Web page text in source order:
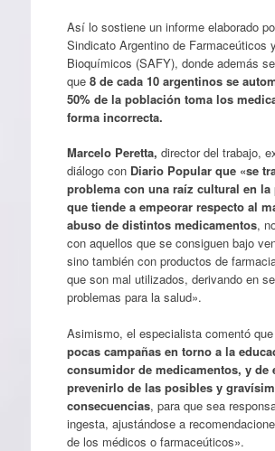
Así lo sostiene un informe elaborado
Sindicato Argentino de Farmaceúticos y
Bioquímicos (SAFY), donde además
que8 de cada 10 argentinos se
50% de la población toma los
forma incorrecta.
Marcelo Peretta, director del trabajo,
diálogo con Diario Popular que «se
problema con una raíz cultural en la
que tiende a empeorar respecto al
abuso de distintos medicamentos,
con aquellos que se consiguen bajo
sino también con productos de
que son mal utilizados, derivando en
problemas para la salud».
Asimismo, el especialista comentó
pocas campañas en torno a la
consumidor de medicamentos, y de
prevenirlo de las posibles y
consecuencias, para que sea
ingesta, ajustándose a
de los médicos o farmaceúticos».